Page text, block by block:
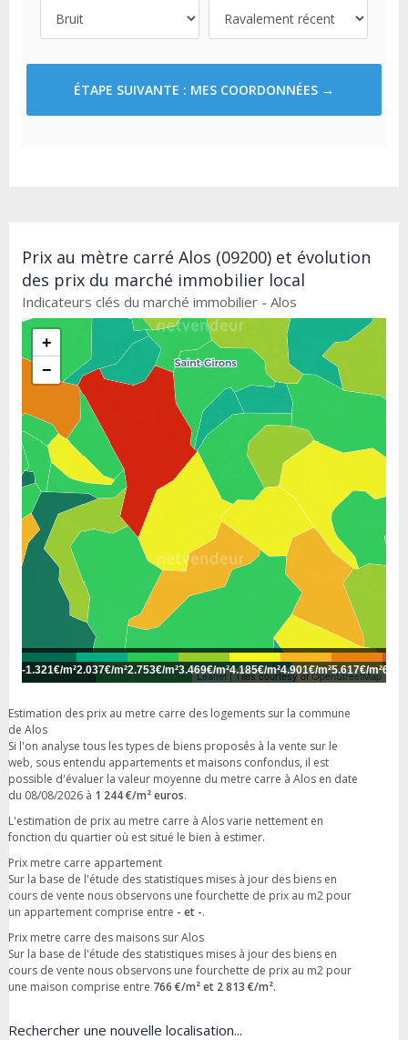
ÉTAPE SUIVANTE : MES COORDONNÉES →
Prix au mètre carré Alos (09200) et évolution
des prix du marché immobilier local
Indicateurs clés du marché immobilier - Alos
+
−
Leaflet| Tiles courtesy ofOpenStreetMap
-1.321€/m²2.037€/m²2.753€/m²3.469€/m²4.185€/m²4.901€/m²5.617€/m²
Estimation des prix au metre carre des logements sur la commune
de Alos
Si l'on analyse tous les types de biens proposés à la vente sur le
web, sous entendu appartements et maisons confondus, il est
possible d'évaluer la valeur moyenne du metre carre à Alos en date
du 08/08/2026 à 1 244 €/m² euros.
L'estimation de prix au metre carre à Alos varie nettement en
fonction du quartier où est situé le bien à estimer.
Prix metre carre appartement
Sur la base de l'étude des statistiques mises à jour des biens en
cours de vente nous observons une fourchette de prix au m2 pour
un appartement comprise entre - et -.
Prix metre carre des maisons sur Alos
Sur la base de l'étude des statistiques mises à jour des biens en
cours de vente nous observons une fourchette de prix au m2 pour
une maison comprise entre 766 €/m² et 2 813 €/m².
Rechercher une nouvelle localisation...